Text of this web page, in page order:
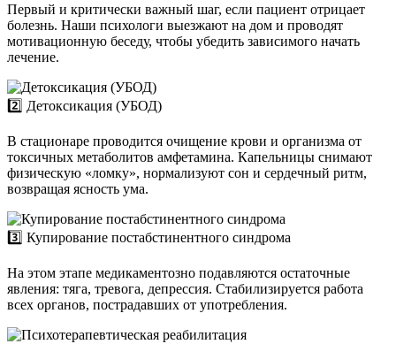
Первый и критически важный шаг, если пациент отрицает
болезнь. Наши психологи выезжают на дом и проводят
мотивационную беседу, чтобы убедить зависимого начать
лечение.
2️⃣ Детоксикация (УБОД)
В стационаре проводится очищение крови и организма от
токсичных метаболитов амфетамина. Капельницы снимают
физическую «ломку», нормализуют сон и сердечный ритм,
возвращая ясность ума.
3️⃣ Купирование постабстинентного синдрома
На этом этапе медикаментозно подавляются остаточные
явления: тяга, тревога, депрессия. Стабилизируется работа
всех органов, пострадавших от употребления.